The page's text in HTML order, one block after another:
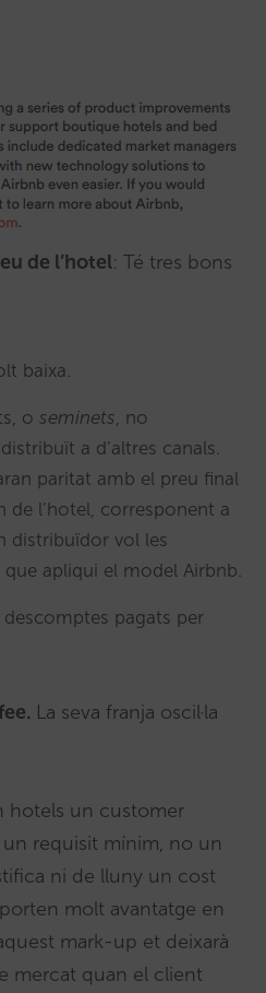
de l’hotel: Té tres bons
baixa.
o seminets, no
a d’altres canals.
paritat amb el preu final
de l’hotel, corresponent a
distribuïdor vol les
que apliqui el model Airbnb.
pagats per
La seva franja oscil·la
hotels un customer
requisit mínim, no un
ni de lluny un cost
molt avantatge en
mark-up et deixarà
mercat quan el client